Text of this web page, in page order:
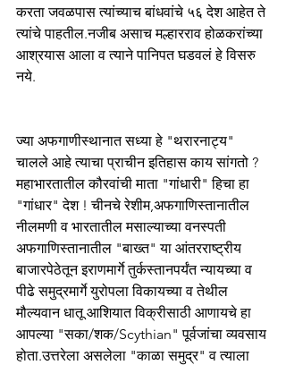
करता जवळपास त्यांच्याच बांधवांचे ५६ देश आहेत ते
त्यांचे पाहतील.नजीब असाच मल्हारराव होळकरांच्या
आश्रयास आला व त्याने पानिपत घडवलं हे विसरु
नये.
ज्या अफगाणीस्थानात सध्या हे "थरारनाट्य"
चालले आहे त्याचा प्राचीन इतिहास काय सांगतो ?
महाभारतातील कौरवांची माता "गांधारी" हिचा हा
"गांधार" देश ! चीनचे रेशीम,अफगाणिस्तानातील
नीलमणी व भारतातील मसाल्याच्या वनस्पती
अफगाणिस्तानातील "बाख्त" या आंतरराष्ट्रीय
बाजारपेठेतून इराणमार्गे तुर्कस्तानपर्यंत न्यायच्या व
पीढे समुद्रमार्गे युरोपला विकायच्या व तेथील
मौल्यवान धातू आशियात विक्रीसाठी आणायचे हा
आपल्या "सका/शक/Scythian" पूर्वजांचा व्यवसाय
होता.उत्तरेला असलेला "काळा समुद्र" व त्याला